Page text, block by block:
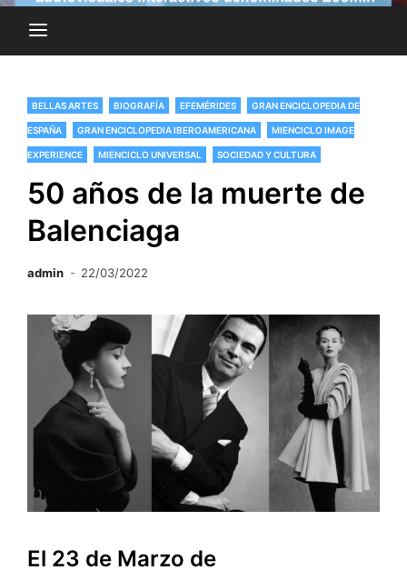
BELLAS ARTES BIOGRAFÍA EFEMÉRIDES GRAN ENCICLOPEDIA DE
ESPAÑA GRAN ENCICLOPEDIA IBEROAMERICANA MIENCICLO IMAGE
EXPERIENCE MIENCICLO UNIVERSAL SOCIEDAD Y CULTURA
50 años de la muerte de
Balenciaga
admin 22/03/2022
El 23 de Marzo de